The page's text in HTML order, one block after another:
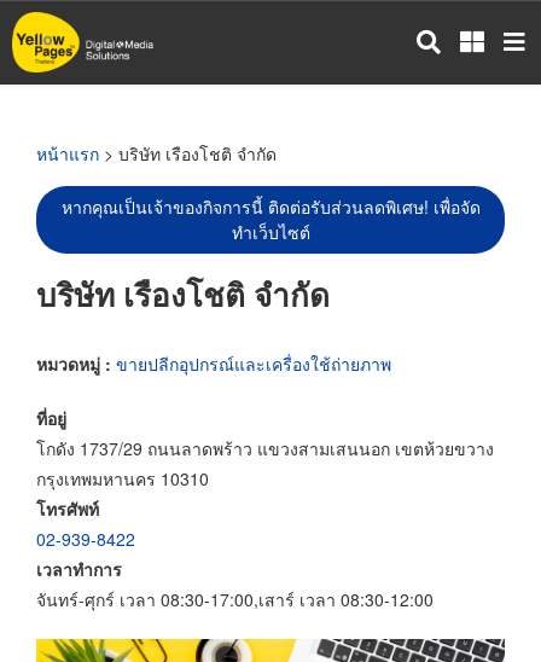
ข้าม
ไป
หน้าแรก > บริษัท เรืองโชติ จำกัด
หากคุณเป็นเจ้าของกิจการนี้ ติดต่อรับส่วนลดพิเศษ! เพื่อจัด
ทำเว็บไซต์
บริษัท เรืองโชติ จำกัด
หมวดหมู่ : ขายปลีกอุปกรณ์และเครื่องใช้ถ่ายภาพ
ที่อยู่
โกดัง 1737/29 ถนนลาดพร้าว แขวงสามเสนนอก เขตห้วยขวาง
กรุงเทพมหานคร 10310
โทรศัพท์
02-939-8422
เวลาทำการ
จันทร์-ศุกร์ เวลา 08:30-17:00,เสาร์ เวลา 08:30-12:00